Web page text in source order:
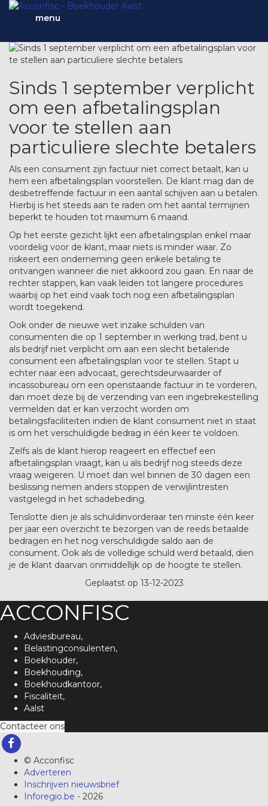
menu
Sinds 1 september verplicht
om een afbetalingsplan
voor te stellen aan
particuliere slechte betalers
Als een consument zijn factuur niet correct betaalt, kan u
hem een afbetalingsplan voorstellen. De klant mag dan de
desbetreffende factuur in een aantal schijven aan u betalen.
Hierbij is het steeds aan te raden om het aantal termijnen
beperkt te houden tot maximum 6 maand.
Op het eerste gezicht lijkt een afbetalingsplan enkel maar
voordelig voor de klant, maar niets is minder waar. Zo
riskeert een onderneming geen enkele betaling te
ontvangen wanneer die niet akkoord zou gaan. En naar de
rechter stappen, kan vaak leiden tot langere procedures
waarbij op het eind vaak toch nog een afbetalingsplan
wordt toegekend.
Ook onder de nieuwe wet inzake schulden van
consumenten die op 1 september in werking trad, bent u
als bedrijf niet verplicht om aan een slecht betalende
consument een afbetalingsplan voor te stellen. Stapt u
echter naar een advocaat, gerechtsdeurwaarder of
incassobureau om een openstaande factuur in te vorderen,
dan moet deze bij de verzending van een ingebrekestelling
vermelden dat er kan verzocht worden om
betalingsfaciliteiten indien de klant consument niet in staat
is om het verschuldigde bedrag in één keer te voldoen.
Zelfs als de klant hierop reageert en effectief een
afbetalingsplan vraagt, kan u als bedrijf nog steeds deze
vraag weigeren. U moet dan wel binnen de 30 dagen een
beslissing nemen anders stoppen de verwijlintresten
vastgelegd in het schadebeding.
Tenslotte dien je als schuldinvorderaar ten minste één keer
per jaar een overzicht te bezorgen van de reeds betaalde
bedragen en het nog verschuldigde saldo aan de
consument. Ook als de volledige schuld werd betaald, dien
je de klant daarvan onmiddellijk op de hoogte te stellen.
Geplaatst op 13-12-2023
ACCONFISC
Adviesbureau,
Belastingconsulenten,
Boekhouder,
Boekhouding,
Boekhoudkantoor,
Fiscaliteit,
Aalst
Contacteer ons
© Acconfisc
Adverteren
Inschrijven nieuwsbrief
Inforegio.be - 2026